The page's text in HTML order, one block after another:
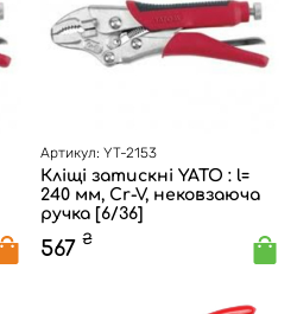
Артикул: YT-2153
Кліщі затискні YATO : l=
240 мм, Cr-V, нековзаюча
ручка [6/36]
567 ₴